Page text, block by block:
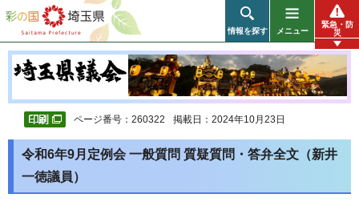
彩の国 埼玉県
情報を探す メニュー
緊急・防
災
ページ番号：260322 掲載日：2024年10月23日
令和6年9月定例会 一般質問 質疑質問・答弁全文（新井
一徳議員）